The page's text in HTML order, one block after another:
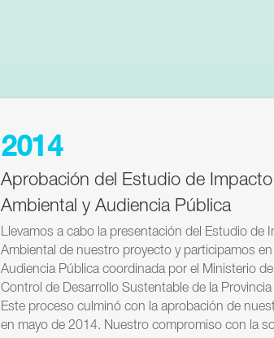
2014
Aprobación del Estudio de Impacto
Ambiental y Audiencia Pública
Llevamos a cabo la presentación del Estudio de
Ambiental de nuestro proyecto y participamos
Audiencia Pública coordinada por el Ministerio
Control de Desarrollo Sustentable de la
Este proceso culminó con la aprobación de
en mayo de 2014. Nuestro compromiso con la